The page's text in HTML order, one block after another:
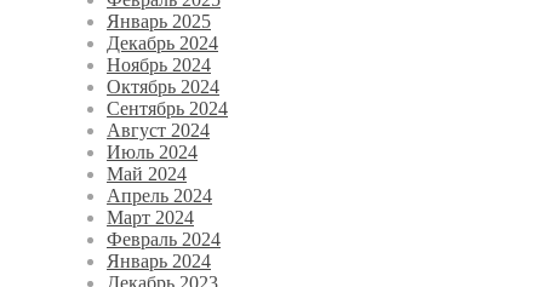
Январь 2025
Декабрь 2024
Ноябрь 2024
Октябрь 2024
Сентябрь 2024
Август 2024
Июль 2024
Май 2024
Апрель 2024
Март 2024
Февраль 2024
Январь 2024
Декабрь 2023